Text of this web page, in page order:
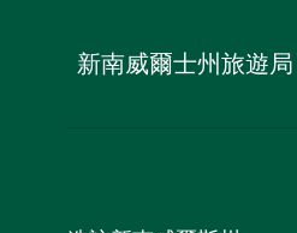
新南威爾士州旅遊